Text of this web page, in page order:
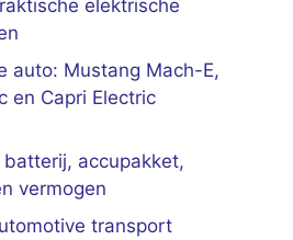
elektrische
auto: Mustang Mach-E,
en Capri Electric
accupakket,
vermogen
transport